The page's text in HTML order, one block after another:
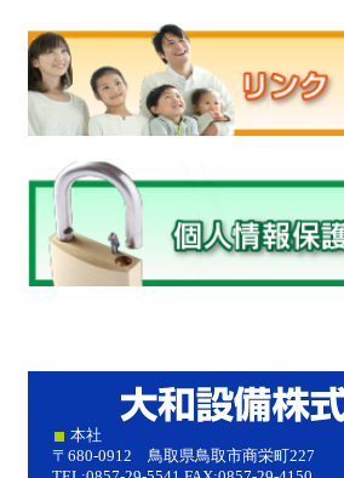
本社
〒680-0912 鳥取県鳥取市商栄町227